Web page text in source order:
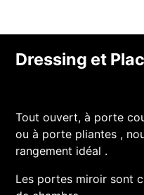
Dressing et
Tout ouvert, à porte
ou à porte pliantes ,
rangement idéal .
Les portes miroir sont